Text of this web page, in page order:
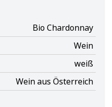
Bio Chardonnay
Wein
weiß
Wein aus Österreich